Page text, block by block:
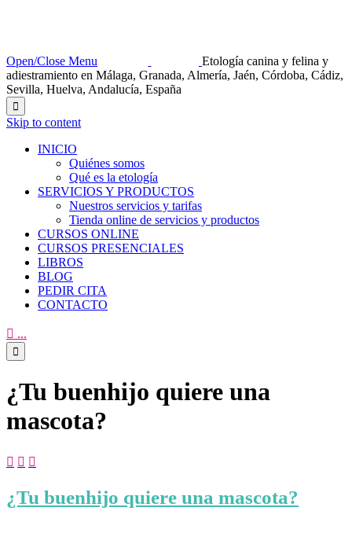
Open/Close Menu
Etología canina y felina y
adiestramiento en Málaga, Granada, Almería, Jaén, Córdoba, Cádiz,
Sevilla, Huelva, Andalucía, España

Skip to content
INICIO
Quiénes somos
Qué es la etología
SERVICIOS Y PRODUCTOS
Nuestros servicios y tarifas
Tienda online de servicios y productos
CURSOS ONLINE
CURSOS PRESENCIALES
LIBROS
BLOG
PEDIR CITA
CONTACTO
 ...

¿Tu buenhijo quiere una
mascota?
  
¿Tu buenhijo quiere una mascota?